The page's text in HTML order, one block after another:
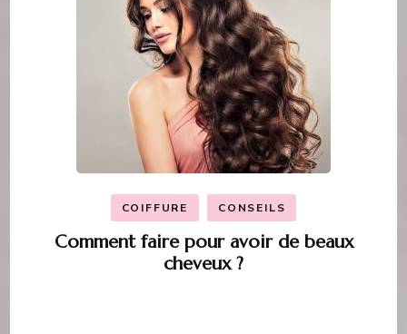
COIFFURE CONSEILS
Comment faire pour avoir de beaux
cheveux ?